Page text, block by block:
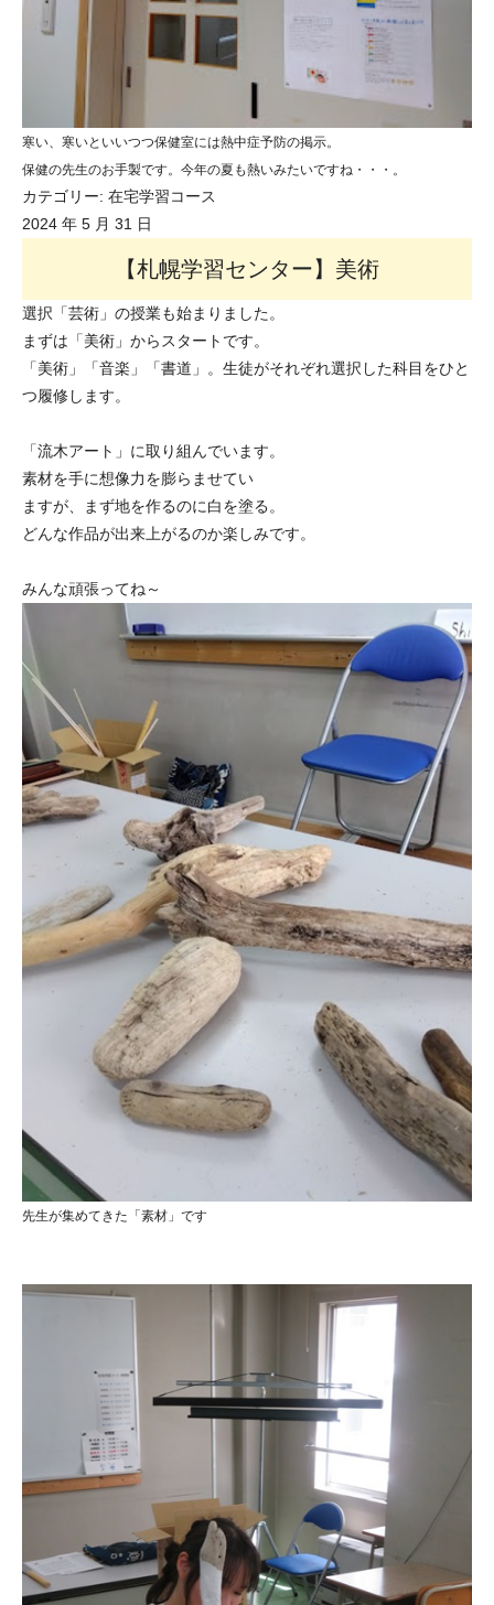
寒い、寒いといいつつ保健室には熱中症予防の掲示。
保健の先生のお手製です。今年の夏も熱いみたいですね・・・。
カテゴリー: 在宅学習コース
2024 年 5 月 31 日
【札幌学習センター】美術
選択「芸術」の授業も始まりました。
まずは「美術」からスタートです。
「美術」「音楽」「書道」。生徒がそれぞれ選択した科目をひと
つ履修します。
「流木アート」に取り組んでいます。
素材を手に想像力を膨らませてい
ますが、まず地を作るのに白を塗る。
どんな作品が出来上がるのか楽しみです。
みんな頑張ってね～
先生が集めてきた「素材」です